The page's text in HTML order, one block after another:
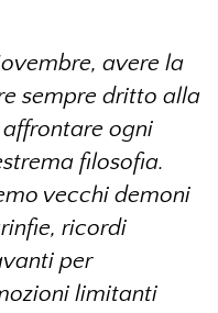
avere la
sempre dritto alla
ogni
filosofia.
vecchi demoni
ricordi
per
limitanti